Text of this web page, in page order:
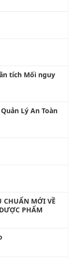
tích Mối nguy
Lý An Toàn
MỚI VỀ
PHẨM